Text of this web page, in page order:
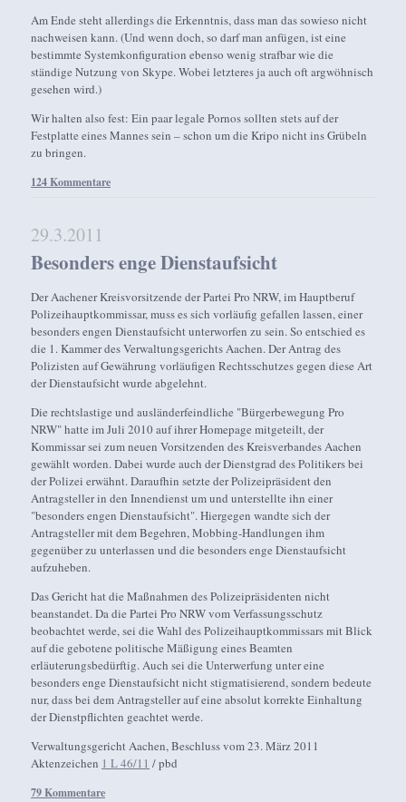
Am Ende steht allerdings die Erkenntnis, dass man das sowieso nicht
nachweisen kann. (Und wenn doch, so darf man anfügen, ist eine
bestimmte Systemkonfiguration ebenso wenig strafbar wie die
ständige Nutzung von Skype. Wobei letzteres ja auch oft argwöhnisch
gesehen wird.)
Wir halten also fest: Ein paar legale Pornos sollten stets auf der
Festplatte eines Mannes sein – schon um die Kripo nicht ins Grübeln
zu bringen.
124 Kommentare
29.3.2011
Besonders enge Dienstaufsicht
Der Aachener Kreisvorsitzende der Partei Pro NRW, im Hauptberuf
Polizeihauptkommissar, muss es sich vorläufig gefallen lassen, einer
besonders engen Dienstaufsicht unterworfen zu sein. So entschied es
die 1. Kammer des Verwaltungsgerichts Aachen. Der Antrag des
Polizisten auf Gewährung vorläufigen Rechtsschutzes gegen diese Art
der Dienstaufsicht wurde abgelehnt.
Die rechtslastige und ausländerfeindliche "Bürgerbewegung Pro
NRW" hatte im Juli 2010 auf ihrer Homepage mitgeteilt, der
Kommissar sei zum neuen Vorsitzenden des Kreisverbandes Aachen
gewählt worden. Dabei wurde auch der Dienstgrad des Politikers bei
der Polizei erwähnt. Daraufhin setzte der Polizeipräsident den
Antragsteller in den Innendienst um und unterstellte ihn einer
"besonders engen Dienstaufsicht". Hiergegen wandte sich der
Antragsteller mit dem Begehren, Mobbing-Handlungen ihm
gegenüber zu unterlassen und die besonders enge Dienstaufsicht
aufzuheben.
Das Gericht hat die Maßnahmen des Polizeipräsidenten nicht
beanstandet. Da die Partei Pro NRW vom Verfassungsschutz
beobachtet werde, sei die Wahl des Polizeihauptkommissars mit Blick
auf die gebotene politische Mäßigung eines Beamten
erläuterungsbedürftig. Auch sei die Unterwerfung unter eine
besonders enge Dienstaufsicht nicht stigmatisierend, sondern bedeute
nur, dass bei dem Antragsteller auf eine absolut korrekte Einhaltung
der Dienstpflichten geachtet werde.
Verwaltungsgericht Aachen, Beschluss vom 23. März 2011
Aktenzeichen 1 L 46/11 / pbd
79 Kommentare